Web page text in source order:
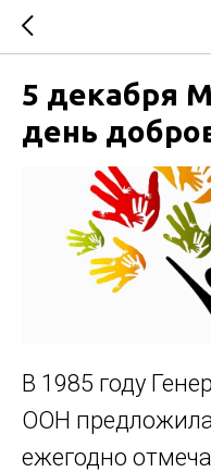
5 декабря
день
В 1985 году
ООН
ежегодно